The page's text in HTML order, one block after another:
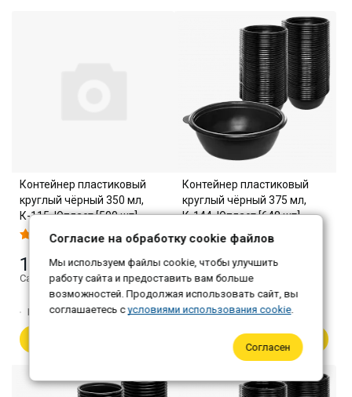
Контейнер пластиковый
круглый чёрный 350 мл,
К-115, Юпласт [500 шт]
1 589 ₽
Самовывоз: 1 541 ₽
Количество:1
Контейнер пластиковый
круглый чёрный 375 мл,
К-144, Юпласт [648 шт]
3 456 ₽
Самовывоз: 3 352 ₽
Количество:1
В корзину
Согласие на обработку cookie файлов
Мы используем файлы cookie, чтобы улучшить
работу сайта и предоставить вам больше
возможностей. Продолжая использовать сайт, вы
соглашаетесь сусловиями использования cookie.
Согласен